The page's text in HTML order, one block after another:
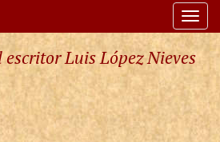
Luis López Nieves